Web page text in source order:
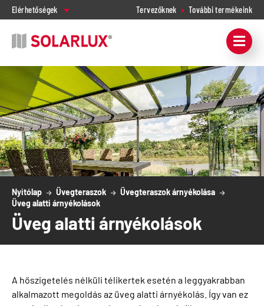
Elérhetőségek Tervezőknek További termékeink
Nyitólap Üvegteraszok
Üvegteraszok árnyékolása
Üveg alatti árnyékolások
Üveg alatti árnyékolások
A hőszigetelés nélküli télikertek esetén a leggyakrabban
alkalmazott megoldás az üveg alatti árnyékolás. Így van ez